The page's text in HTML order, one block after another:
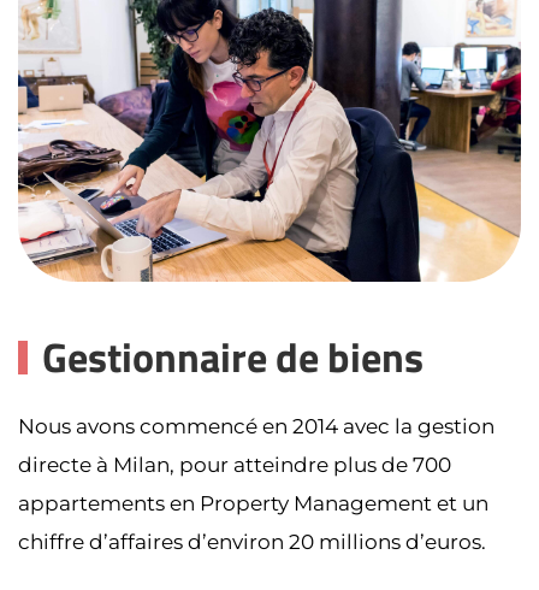
Gestionnaire de biens
Nous avons commencé en 2014 avec la gestion
directe à Milan, pour atteindre plus de 700
appartements en Property Management et un
chiffre d’affaires d’environ 20 millions d’euros.